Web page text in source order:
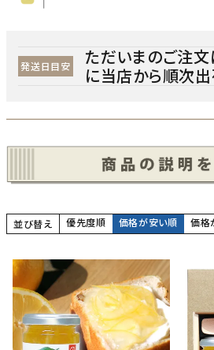
発送日目安 ただいまのご注文
に当店から順次
並び替え 優先度順 価格が安い順 価格